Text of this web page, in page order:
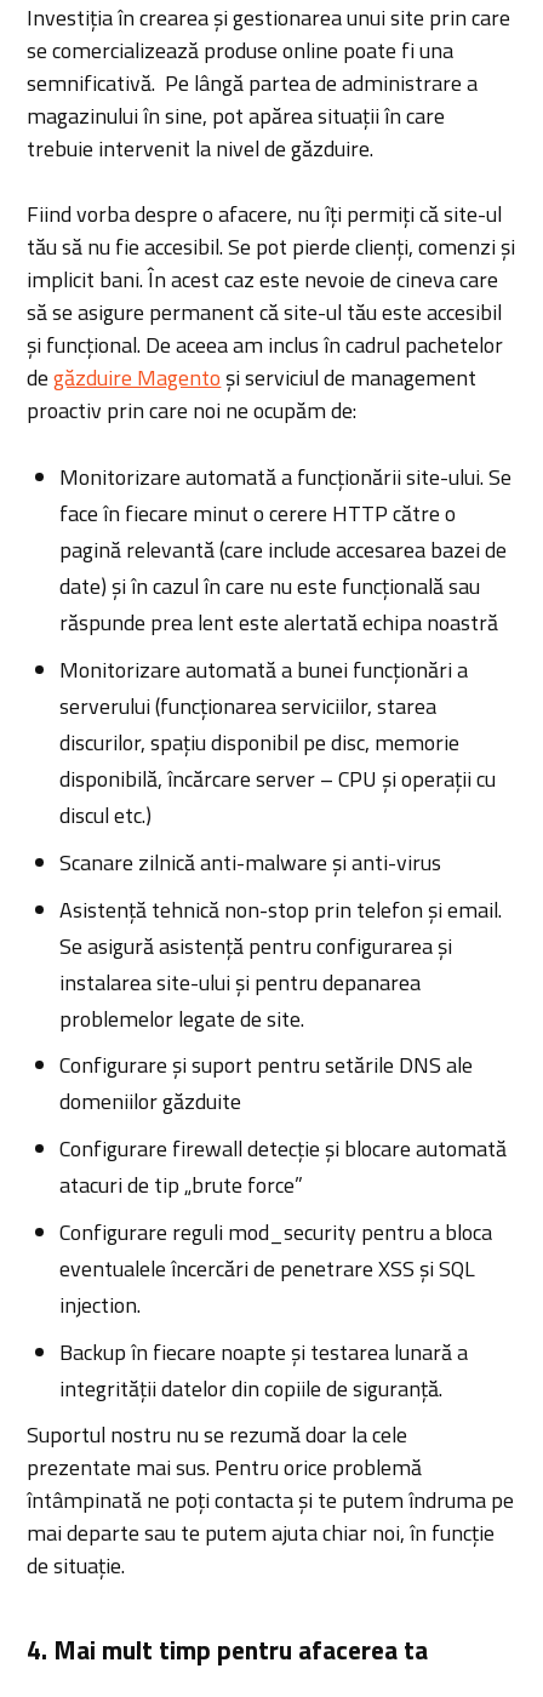
Investiția în crearea și gestionarea unui site prin care
se comercializează produse online poate fi una
semnificativă. Pe lângă partea de administrare a
magazinului în sine, pot apărea situații în care
trebuie intervenit la nivel de găzduire.
Fiind vorba despre o afacere, nu îți permiți că site-ul
tău să nu fie accesibil. Se pot pierde clienți, comenzi și
implicit bani. În acest caz este nevoie de cineva care
să se asigure permanent că site-ul tău este accesibil
și funcțional. De aceea am inclus în cadrul pachetelor
degăzduire Magentoși serviciul de management
proactiv prin care noi ne ocupăm de:
Monitorizare automată a funcționării site-ului. Se
face în fiecare minut o cerere HTTP către o
pagină relevantă (care include accesarea bazei de
date) și în cazul în care nu este funcțională sau
răspunde prea lent este alertată echipa noastră
Monitorizare automată a bunei funcționări a
serverului (funcționarea serviciilor, starea
discurilor, spațiu disponibil pe disc, memorie
disponibilă, încărcare server – CPU și operații cu
discul etc.)
Scanare zilnică anti-malware și anti-virus
Asistență tehnică non-stop prin telefon și email.
Se asigură asistență pentru configurarea și
instalarea site-ului și pentru depanarea
problemelor legate de site.
Configurare și suport pentru setările DNS ale
domeniilor găzduite
Configurare firewall detecție și blocare automată
atacuri de tip „brute force”
Configurare reguli mod_security pentru a bloca
eventualele încercări de penetrare XSS și SQL
injection.
Backup în fiecare noapte și testarea lunară a
integrității datelor din copiile de siguranță.
Suportul nostru nu se rezumă doar la cele
prezentate mai sus. Pentru orice problemă
întâmpinată ne poți contacta și te putem îndruma pe
mai departe sau te putem ajuta chiar noi, în funcție
de situație.
4. Mai mult timp pentru afacerea ta